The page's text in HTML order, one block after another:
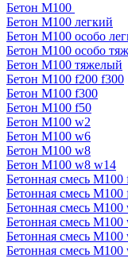
Бетон М100
Бетон М100 легкий
Бетон М100 особо
Бетон М100 особо
Бетон М100 тяжелый
Бетон М100 f200 f300
Бетон М100 f300
Бетон М100 f50
Бетон М100 w2
Бетон М100 w6
Бетон М100 w8
Бетон М100 w8 w14
Бетонная смесь М100
Бетонная смесь М100
Бетонная смесь М100
Бетонная смесь М100
Бетонная смесь М100
Бетонная смесь М100